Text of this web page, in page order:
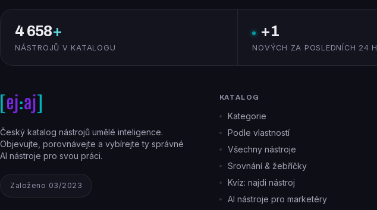
4 658+
NÁSTROJŮ V KATALOGU
+1
NOVÝCH ZA POSLEDNÍCH 24 H
Český katalog nástrojů umělé inteligence.
Objevujte, porovnávejte a vybírejte ty správné
AI nástroje pro svou práci.
Založeno 03/2023
KATALOG
Kategorie
Podle vlastností
Všechny nástroje
Srovnání & žebříčky
Kvíz: najdi nástroj
AI nástroje pro marketéry